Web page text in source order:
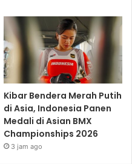
Kibar Bendera Merah Putih
di Asia, Indonesia Panen
Medali di Asian BMX
Championships 2026
3 jam ago